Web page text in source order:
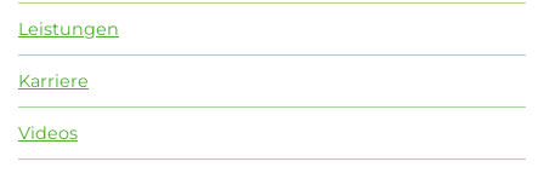
Leistungen
Karriere
Videos